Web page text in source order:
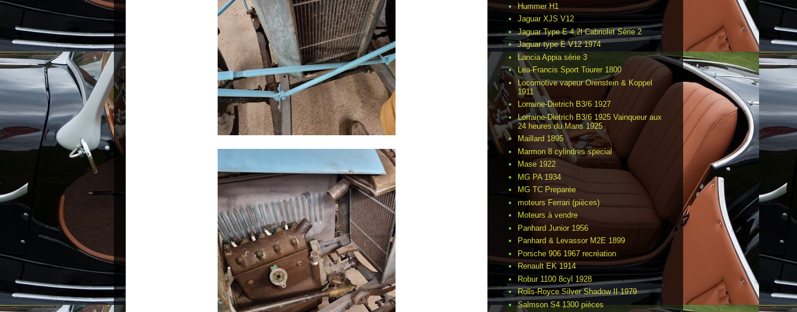
Hummer H1
Jaguar XJS V12
Jaguar Type E 4,2l Cabriolet Série 2
Jaguar type E V12 1974
Lancia Appia série 3
Lea-Francis Sport Tourer 1800
Locomotive vapeur Orenstein & Koppel
1911
Lorraine-Dietrich B3/6 1927
Lorraine-Dietrich B3/6 1925 Vainqueur aux
24 heures du Mans 1925
Maillard 1895
Marmon 8 cylindres special
Mase 1922
MG PA 1934
MG TC Preparée
moteurs Ferrari (pièces)
Moteurs à vendre
Panhard Junior 1956
Panhard & Levassor M2E 1899
Porsche 906 1967 recréation
Renault EK 1914
Robur 1100 8cyl 1928
Rolls-Royce Silver Shadow II 1979
Salmson S4 1300 pièces